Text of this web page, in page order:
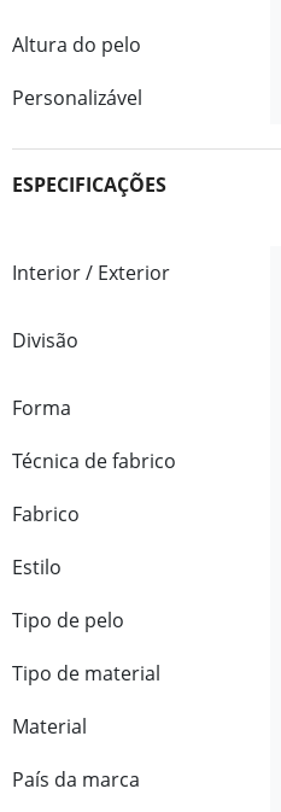
Altura do pelo
Personalizável
ESPECIFICAÇÕES
Interior / Exterior
Divisão
Forma
Técnica de fabrico
Fabrico
Estilo
Tipo de pelo
Tipo de material
Material
País da marca